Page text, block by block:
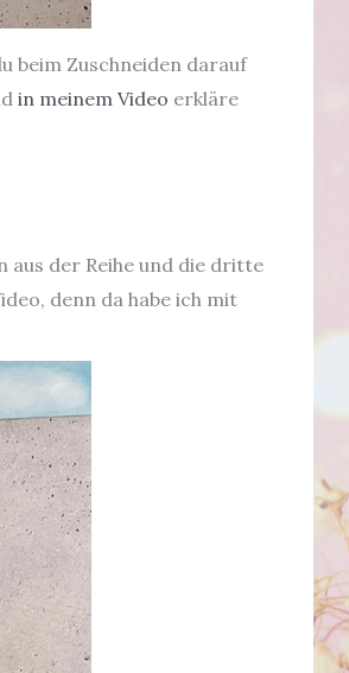
beim Zuschneiden darauf
in meinem Video erkläre
aus der Reihe und die dritte
denn da habe ich mit